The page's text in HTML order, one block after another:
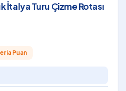
İtalya Turu Çizme Rotası
Puan